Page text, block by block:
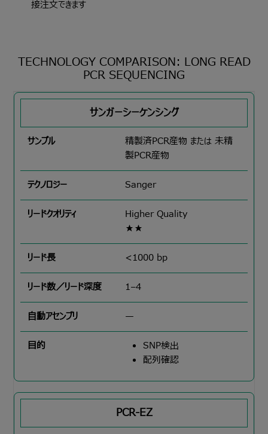
接注文できます
TECHNOLOGY COMPARISON: LONG READ
PCR SEQUENCING
サンガーシーケンシング
精製済PCR産物 または 未精
製PCR産物
Sanger
Higher Quality
★★
<1000 bp
1–4
—
SNP検出
配列確認
PCR-EZ